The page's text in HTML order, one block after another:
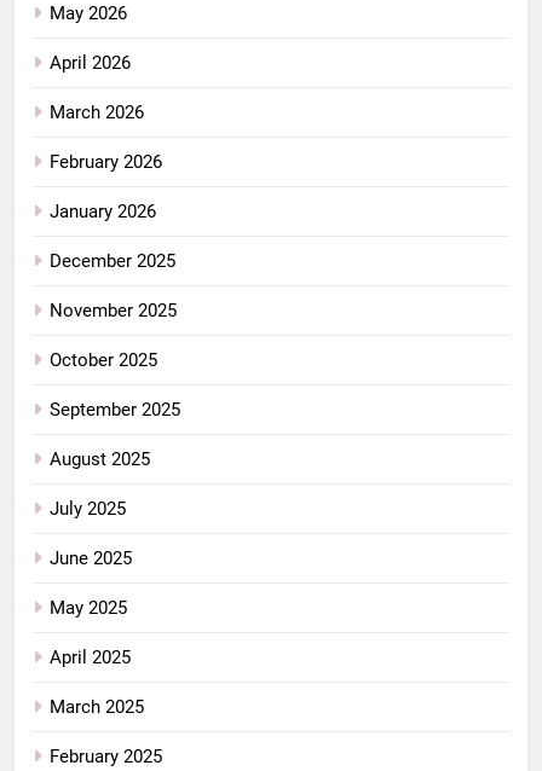
May 2026
April 2026
March 2026
February 2026
January 2026
December 2025
November 2025
October 2025
September 2025
August 2025
July 2025
June 2025
May 2025
April 2025
March 2025
February 2025